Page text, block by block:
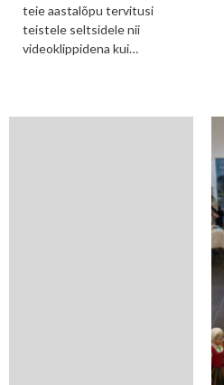
teie aastalõpu tervitusi
teistele seltsidele nii
videoklippidena kui…